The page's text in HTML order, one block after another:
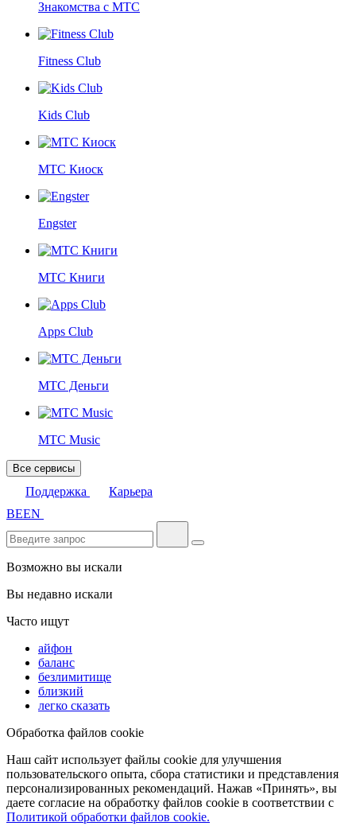
Знакомства с МТС
Fitness Club
Kids Club
МТС Киоск
Engster
МТС Книги
Apps Club
МТС Деньги
МТС Music
Все сервисы
Поддержка
Карьера
BEEN
Возможно вы искали
Вы недавно искали
Часто ищут
айфон
баланс
безлимитище
близкий
легко сказать
Обработка файлов cookie
Наш сайт использует файлы cookie для улучшения
пользовательского опыта, сбора статистики и представления
персонализированных рекомендаций. Нажав «Принять», вы
даете согласие на обработку файлов cookie в соответствии с
Политикой обработки файлов cookie.